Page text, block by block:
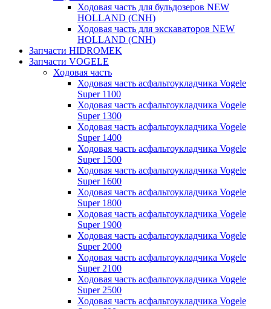
Ходовая часть для бульдозеров NEW
HOLLAND (CNH)
Ходовая часть для экскаваторов NEW
HOLLAND (CNH)
Запчасти HIDROMEK
Запчасти VOGELE
Ходовая часть
Ходовая часть асфальтоукладчика Vogele
Super 1100
Ходовая часть асфальтоукладчика Vogele
Super 1300
Ходовая часть асфальтоукладчика Vogele
Super 1400
Ходовая часть асфальтоукладчика Vogele
Super 1500
Ходовая часть асфальтоукладчика Vogele
Super 1600
Ходовая часть асфальтоукладчика Vogele
Super 1800
Ходовая часть асфальтоукладчика Vogele
Super 1900
Ходовая часть асфальтоукладчика Vogele
Super 2000
Ходовая часть асфальтоукладчика Vogele
Super 2100
Ходовая часть асфальтоукладчика Vogele
Super 2500
Ходовая часть асфальтоукладчика Vogele